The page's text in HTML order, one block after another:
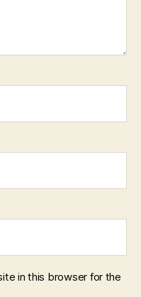
in this browser for the